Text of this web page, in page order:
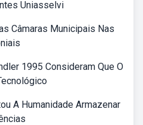
Uniasselvi
Câmaras Municipais Nas
1995 Consideram Que O
A Humanidade Armazenar